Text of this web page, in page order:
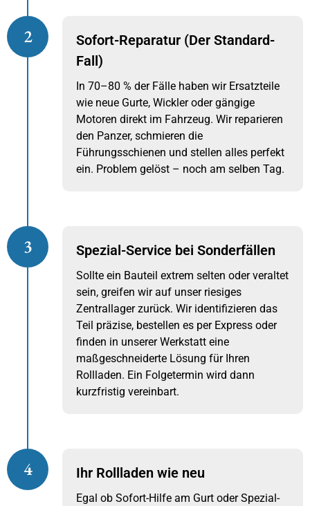
Sofort-Reparatur (Der Standard-
Fall)
In 70–80 % der Fälle haben wir Ersatzteile
wie neue Gurte, Wickler oder gängige
Motoren direkt im Fahrzeug. Wir reparieren
den Panzer, schmieren die
Führungsschienen und stellen alles perfekt
ein. Problem gelöst – noch am selben Tag.
2
Spezial-Service bei Sonderfällen
Sollte ein Bauteil extrem selten oder veraltet
sein, greifen wir auf unser riesiges
Zentrallager zurück. Wir identifizieren das
Teil präzise, bestellen es per Express oder
finden in unserer Werkstatt eine
maßgeschneiderte Lösung für Ihren
Rollladen. Ein Folgetermin wird dann
kurzfristig vereinbart.
3
Ihr Rollladen wie neu
Egal ob Sofort-Hilfe am Gurt oder Spezial-
4